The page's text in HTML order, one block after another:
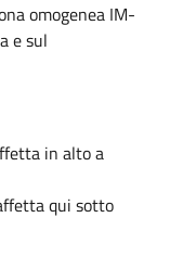
omogenea IM-
e sul
in alto a
qui sotto